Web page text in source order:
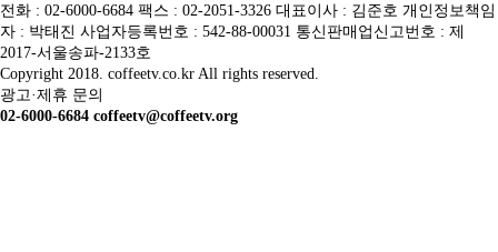
전화 : 02-6000-6684 팩스 : 02-2051-3326 대표이사 : 김준호 개인정보책임
자 : 박태진 사업자등록번호 : 542-88-00031 통신판매업신고번호 : 제
2017-서울송파-2133호
Copyright 2018. coffeetv.co.kr All rights reserved.
광고·제휴 문의
02-6000-6684 coffeetv@coffeetv.org